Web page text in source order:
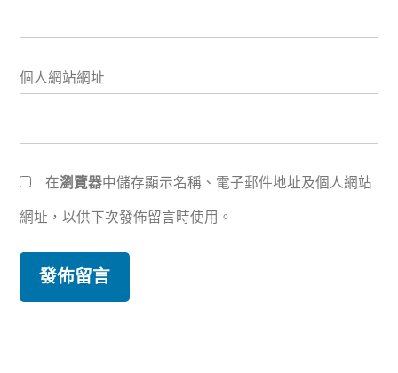
個人網站網址
在瀏覽器中儲存顯示名稱、電子郵件地址及個人網站
網址，以供下次發佈留言時使用。